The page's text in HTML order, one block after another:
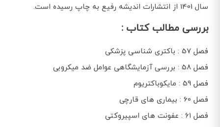
سال 1401 از انتشارات اندیشه رفیع به چاپ رسیده است.
بررسی مطالب کتاب :
فصل 57 : باکتری شناسی پزشکی
فصل 58 : بررسی آزمایشگاهی عوامل ضد میکروبی
فصل 59 : مایکوباکتریوم
فصل 60 : بیماری های قارچی
فصل 61 : عفونت های اسپیروکتی